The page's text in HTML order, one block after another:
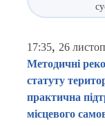
17:35, 26
Методичні
статуту
практична
місцевого